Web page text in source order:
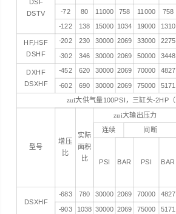
DSF
DSTV
-72
80 11000 758 11000 758
-122
138 15000 1034 19000 1310
HF,HSF
DSHF
-202 230 30000 2069 33000 2275
-302
346 30000 2069 50000 3448
DXHF
DSXHF
-452 620 30000 2069 70000 4827
-602
690 30000 2069 75000 5171
zui大供气量100PSI ，三缸头-2HP （
型号
增压
比
实际
面积
比
zui大输出压力
连续
间断
PSI BAR PSI BAR
DSXHF
-683 780 30000 2069 70000 4827
-903
1038 30000 2069 75000 5171